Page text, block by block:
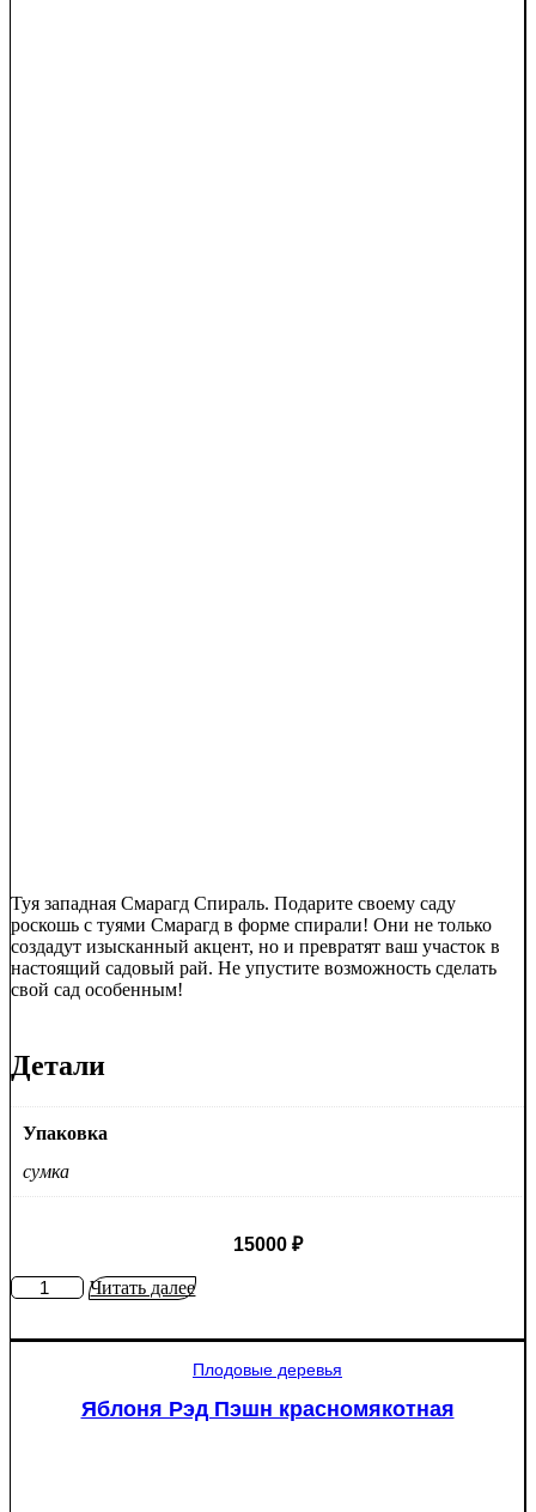
Туя западная Смарагд Спираль. Подарите своему саду
роскошь с туями Смарагд в форме спирали! Они не только
создадут изысканный акцент, но и превратят ваш участок в
настоящий садовый рай. Не упустите возможность сделать
свой сад особенным!
Детали
Упаковка
сумка
15000 ₽
КоличествоЧитать далее
Плодовые деревья
Яблоня Рэд Пэшн красномякотная